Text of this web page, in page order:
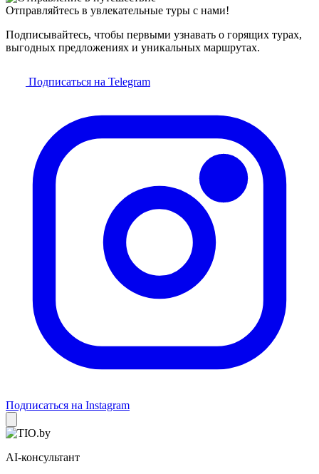
Отправляйтесь в увлекательные туры с нами!
Подписывайтесь, чтобы первыми узнавать о горящих турах,
выгодных предложениях и уникальных маршрутах.
Подписаться на Telegram
Подписаться на Instagram
AI-консультант